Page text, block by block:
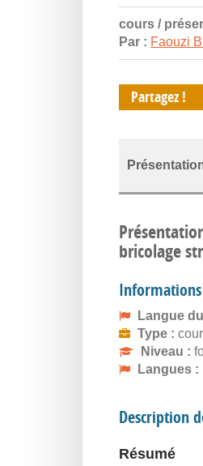
cours /
Par : Faouzi
Partagez !
bricolage
Langue
Type :
Niveau :
Langues :
Description
Résumé